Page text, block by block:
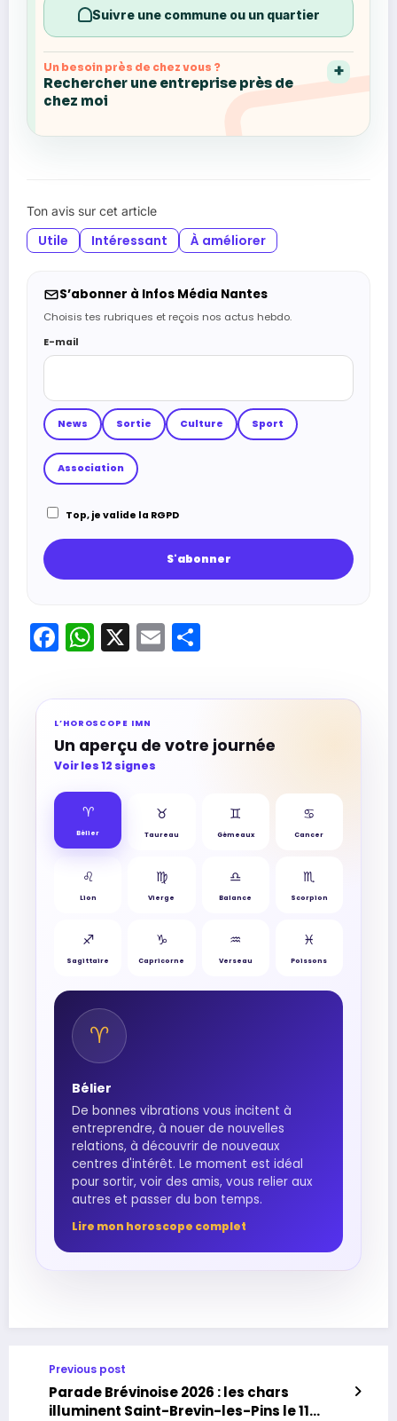
Suivre une commune ou un quartier
Un besoin près de chez vous ?
Rechercher une entreprise près de
chez moi
Ton avis sur cet article
Utile Intéressant À améliorer
S’abonner à Infos Média Nantes
Choisis tes rubriques et reçois nos actus hebdo.
E-mail
News Sortie Culture Sport
Association
Top, je valide la RGPD
Facebook
WhatsApp
X Email
L’HOROSCOPE IMN
Un aperçu de votre journée
Voir les 12 signes
♈︎
Bélier
♉︎
Taureau
♊︎
Gémeaux
♋︎
Cancer
♌︎
Lion
♍︎
Vierge
♎︎
Balance
♏︎
Scorpion
♐︎
Sagittaire
♑︎
Capricorne
♒︎
Verseau
♓︎
Poissons
♈︎
Bélier
De bonnes vibrations vous incitent à
entreprendre, à nouer de nouvelles
relations, à découvrir de nouveaux
centres d'intérêt. Le moment est idéal
pour sortir, voir des amis, vous relier aux
autres et passer du bon temps.
Lire mon horoscope complet
Previous post
Parade Brévinoise 2026 : les chars
illuminent Saint-Brevin-les-Pins le 11